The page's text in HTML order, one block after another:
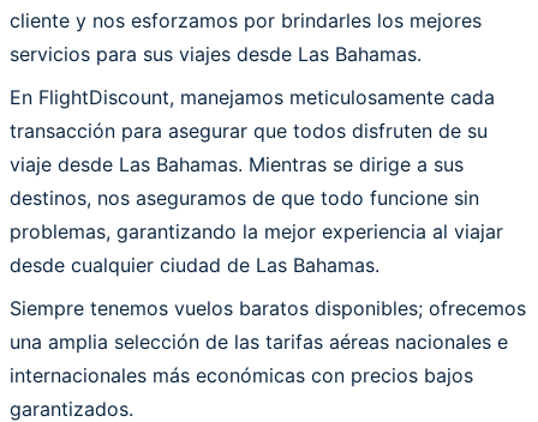
cliente y nos esforzamos por brindarles los mejores
servicios para sus viajes desde Las Bahamas.
En FlightDiscount, manejamos meticulosamente cada
transacción para asegurar que todos disfruten de su
viaje desde Las Bahamas. Mientras se dirige a sus
destinos, nos aseguramos de que todo funcione sin
problemas, garantizando la mejor experiencia al viajar
desde cualquier ciudad de Las Bahamas.
Siempre tenemos vuelos baratos disponibles; ofrecemos
una amplia selección de las tarifas aéreas nacionales e
internacionales más económicas con precios bajos
garantizados.